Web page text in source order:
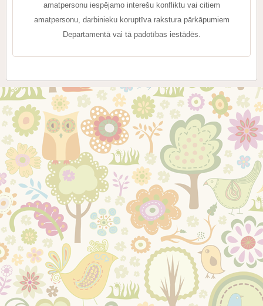
amatpersonu iespējamo interešu konfliktu vai citiem
amatpersonu, darbinieku koruptīva rakstura pārkāpumiem
Departamentā vai tā padotības iestādēs.